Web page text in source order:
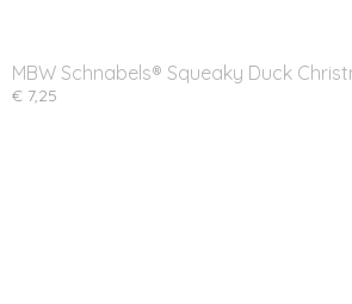
MBW Schnabels® Squeaky Duck
€ 7,25